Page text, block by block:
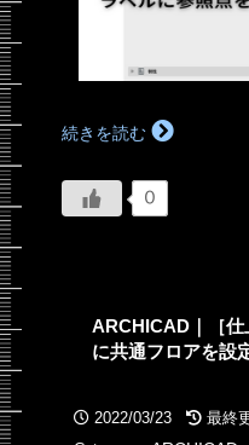
続きを読む
0
ARCHICAD｜［
に共通フロアを設
2022/03/23
最終